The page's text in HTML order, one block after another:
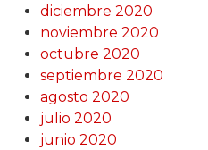
diciembre 2020
noviembre 2020
octubre 2020
septiembre 2020
agosto 2020
julio 2020
junio 2020